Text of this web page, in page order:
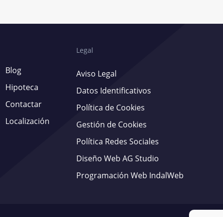
Blog
Hipoteca
Contactar
Localización
Legal
Aviso Legal
Datos Identificativos
Política de Cookies
Gestión de Cookies
Política Redes Sociales
Diseño Web AG Studio
Programación Web IndalWeb